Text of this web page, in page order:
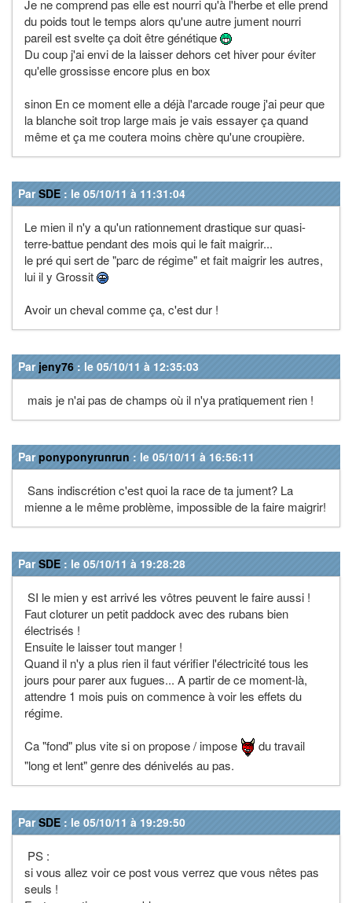
Je ne comprend pas elle est nourri qu'à l'herbe et elle prend
du poids tout le temps alors qu'une autre jument nourri
pareil est svelte ça doit être génétique
Du coup j'ai envi de la laisser dehors cet hiver pour éviter
qu'elle grossisse encore plus en box
sinon En ce moment elle a déjà l'arcade rouge j'ai peur que
la blanche soit trop large mais je vais essayer ça quand
même et ça me coutera moins chère qu'une croupière.
ParSDE : le 05/10/11 à 11:31:04
Le mien il n'y a qu'un rationnement drastique sur quasi-
terre-battue pendant des mois qui le fait maigrir...
le pré qui sert de "parc de régime" et fait maigrir les autres,
lui il y Grossit
Avoir un cheval comme ça, c'est dur !
Par jeny76 : le 05/10/11 à 12:35:03
mais je n'ai pas de champs où il n'ya pratiquement rien !
Parponyponyrunrun : le 05/10/11 à 16:56:11
Sans indiscrétion c'est quoi la race de ta jument? La
mienne a le même problème, impossible de la faire maigrir!
ParSDE : le 05/10/11 à 19:28:28
SI le mien y est arrivé les vôtres peuvent le faire aussi !
Faut cloturer un petit paddock avec des rubans bien
électrisés !
Ensuite le laisser tout manger !
Quand il n'y a plus rien il faut vérifier l'électricité tous les
jours pour parer aux fugues... A partir de ce moment-là,
attendre 1 mois puis on commence à voir les effets du
régime.
Ca "fond" plus vite si on propose / impose
du travail
"long et lent" genre des dénivelés au pas.
ParSDE : le 05/10/11 à 19:29:50
PS :
si vous allez voir ce post vous verrez que vous nêtes pas
seuls !